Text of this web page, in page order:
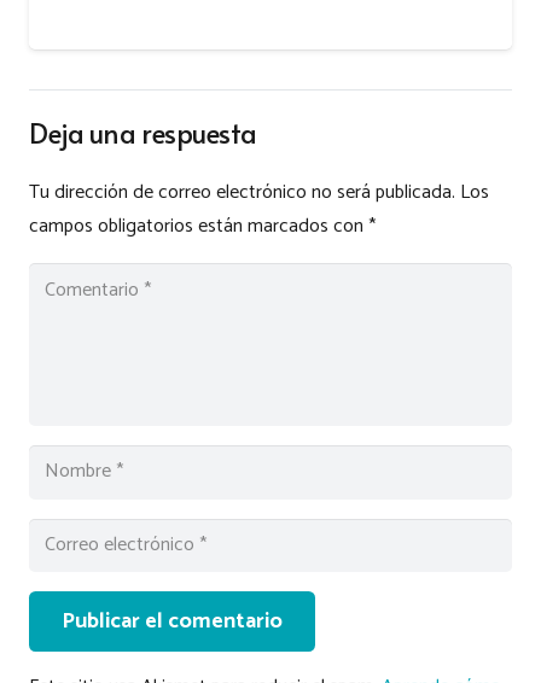
Deja una respuesta
Tu dirección de correo electrónico no será publicada. Los
campos obligatorios están marcados con*
Publicar el comentario